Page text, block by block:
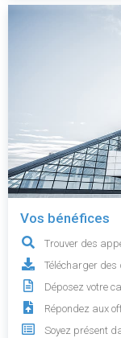
Vos bénéfices
Trouver des
Télécharger
Déposez votre
Répondez aux
Soyez présent